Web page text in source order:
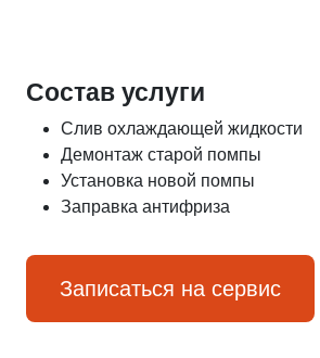
Состав услуги
Слив охлаждающей жидкости
Демонтаж старой помпы
Установка новой помпы
Заправка антифриза
Записаться на сервис